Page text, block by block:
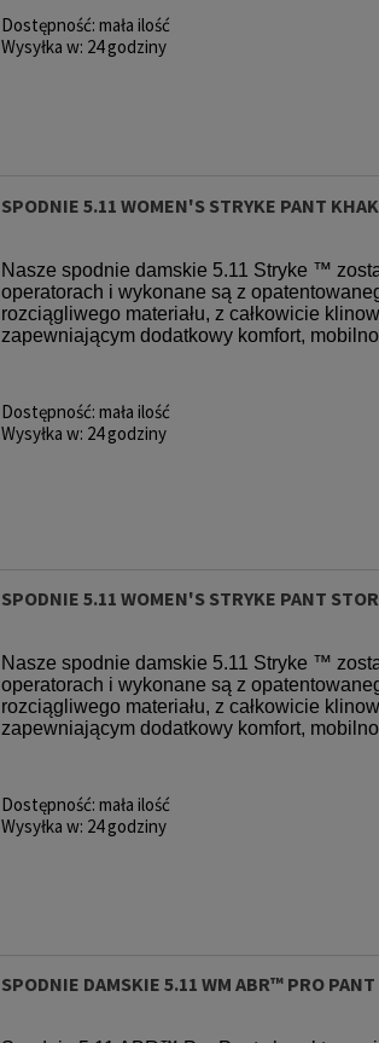
Dostępność: mała ilość
Wysyłka w: 24 godziny
SPODNIE 5.11 WOMEN'S STRYKE PANT
Nasze spodnie damskie 5.11 Stryke ™
operatorach i wykonane są z
rozciągliwego materiału, z całkowicie
zapewniającym dodatkowy komfort,
Dostępność: mała ilość
Wysyłka w: 24 godziny
SPODNIE 5.11 WOMEN'S STRYKE PANT
Nasze spodnie damskie 5.11 Stryke ™
operatorach i wykonane są z
rozciągliwego materiału, z całkowicie
zapewniającym dodatkowy komfort,
Dostępność: mała ilość
Wysyłka w: 24 godziny
SPODNIE DAMSKIE 5.11 WM ABR™ PRO PANT